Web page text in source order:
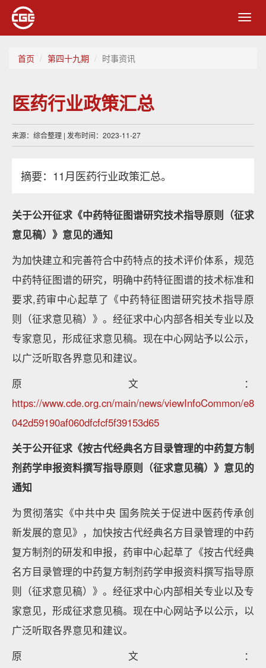
首页 第四十九期 时事资讯
医药行业政策汇总
来源：综合整理 | 发布时间：2023-11-27
摘要：11月医药行业政策汇总。
关于公开征求《中药特征图谱研究技术指导原则（征求
意见稿）》意见的通知
为加快建立和完善符合中药特点的技术评价体系，规范
中药特征图谱的研究，明确中药特征图谱的技术标准和
要求,药审中心起草了《中药特征图谱研究技术指导原
则（征求意见稿）》。经征求中心内部各相关专业以及
专家意见，形成征求意见稿。现在中心网站予以公示，
以广泛听取各界意见和建议。
原文：
https://www.cde.org.cn/main/news/viewInfoCommon/e8
042d59190af060dfcfcf5f39153d65
关于公开征求《按古代经典名方目录管理的中药复方制
剂药学申报资料撰写指导原则（征求意见稿）》意见的
通知
为贯彻落实《中共中央 国务院关于促进中医药传承创
新发展的意见》，加快按古代经典名方目录管理的中药
复方制剂的研发和申报，药审中心起草了《按古代经典
名方目录管理的中药复方制剂药学申报资料撰写指导原
则（征求意见稿）》。经征求中心内部相关专业以及专
家意见，形成征求意见稿。现在中心网站予以公示，以
广泛听取各界意见和建议。
原文：